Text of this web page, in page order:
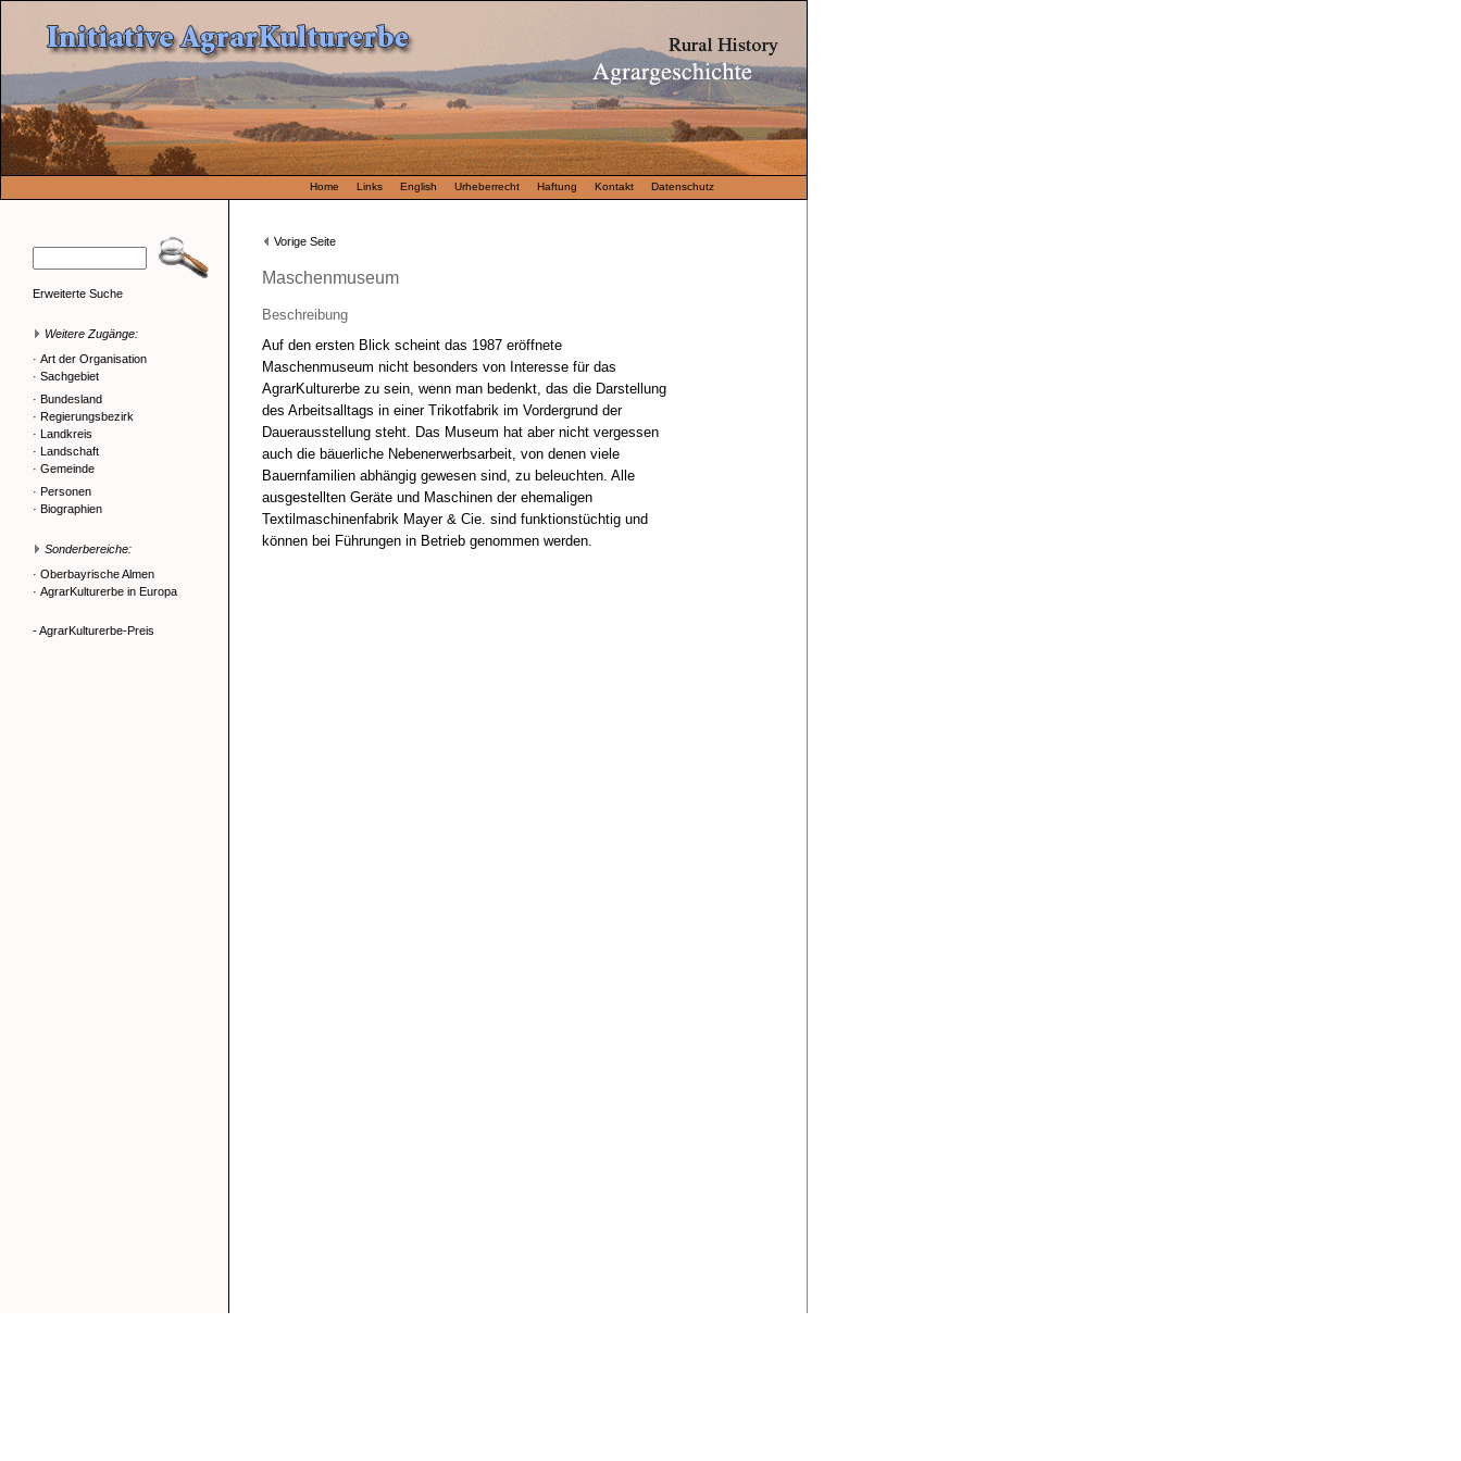
Home Links English Urheberrecht Haftung Kontakt Datenschutz
Erweiterte Suche
Weitere Zugänge:
· Art der Organisation
· Sachgebiet
· Bundesland
· Regierungsbezirk
· Landkreis
· Landschaft
· Gemeinde
· Personen
· Biographien
Sonderbereiche:
· Oberbayrische Almen
· AgrarKulturerbe in Europa
- AgrarKulturerbe-Preis
Vorige Seite
Maschenmuseum
Beschreibung
Auf den ersten Blick scheint das 1987 eröffnete
Maschenmuseum nicht besonders von Interesse für das
AgrarKulturerbe zu sein, wenn man bedenkt, das die Darstellung
des Arbeitsalltags in einer Trikotfabrik im Vordergrund der
Dauerausstellung steht. Das Museum hat aber nicht vergessen
auch die bäuerliche Nebenerwerbsarbeit, von denen viele
Bauernfamilien abhängig gewesen sind, zu beleuchten. Alle
ausgestellten Geräte und Maschinen der ehemaligen
Textilmaschinenfabrik Mayer & Cie. sind funktionstüchtig und
können bei Führungen in Betrieb genommen werden.